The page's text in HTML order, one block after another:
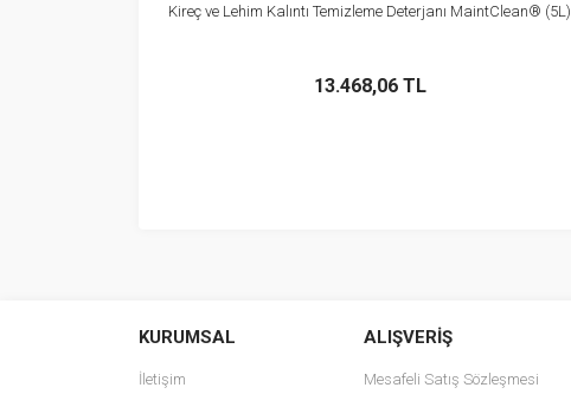
Kireç ve Lehim Kalıntı Temizleme Deterjanı MaintClean® (5L)
13.468,06 TL
İncele
Sepete Ekle
KURUMSAL
İletişim
ALIŞVERİŞ
Mesafeli Satış Sözleşmesi